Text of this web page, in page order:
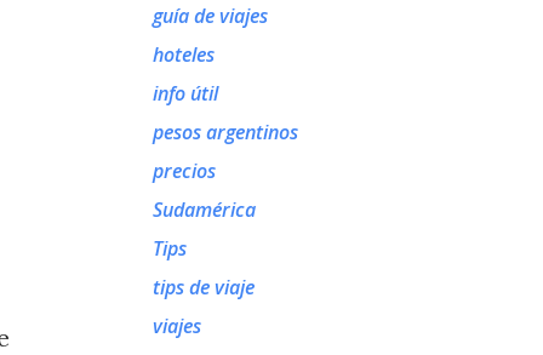
guía de viajes
hoteles
info útil
pesos argentinos
precios
Sudamérica
Tips
tips de viaje
viajes